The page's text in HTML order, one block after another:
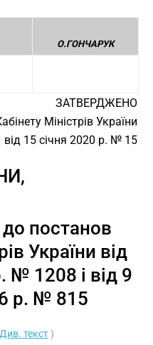
О.ГОНЧАРУК
ЗАТВЕРДЖЕНО
Міністрів України
від 15 січня 2020 р. № 15
постанов
України від
№ 1208 і від 9
р. № 815
Див. текст)